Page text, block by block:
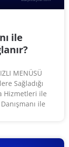
ile
MENÜSÜ
Sağladığı
Hizmetleri ile
ile